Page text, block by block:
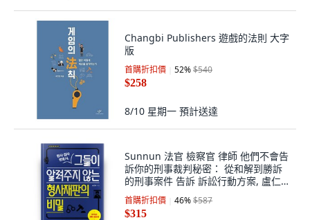
Changbi Publishers 遊戲的法則 大字
版
首購折扣價 52%$540
$258
8/10 星期一 預計送達
Sunnun 法官 檢察官 律師 他們不會告
訴你的刑事裁判秘密： 從和解到勝訴
的刑事案件 告訴 訴訟行動方案, 盧仁
秀 著
首購折扣價 46%$587
$315